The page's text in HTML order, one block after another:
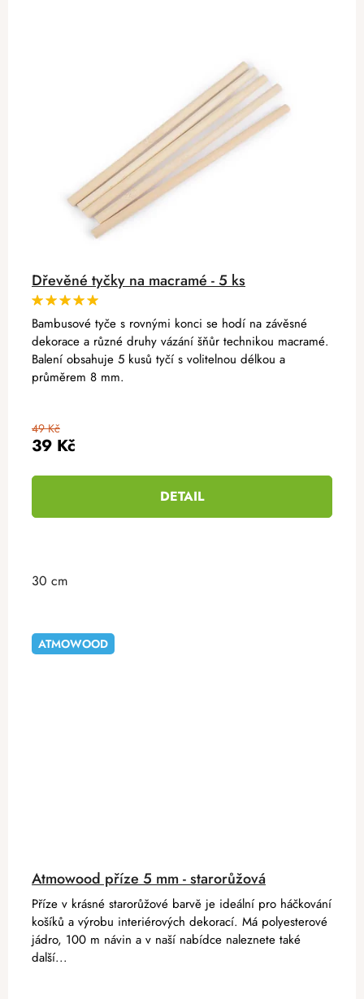
Dřevěné tyčky na macramé - 5 ks
39 Kč
49 Kč
DETAIL
Bambusové tyče s rovnými konci se hodí na závěsné
dekorace a různé druhy vázání šňůr technikou macramé.
Balení obsahuje 5 kusů tyčí s volitelnou délkou a
průměrem 8 mm.
30 cm
ATMOWOOD
Atmowood příze 5 mm - starorůžová
Příze v krásné starorůžové barvě je ideální pro háčkování
košíků a výrobu interiérových dekorací. Má polyesterové
jádro, 100 m návin a v naší nabídce naleznete také
další...